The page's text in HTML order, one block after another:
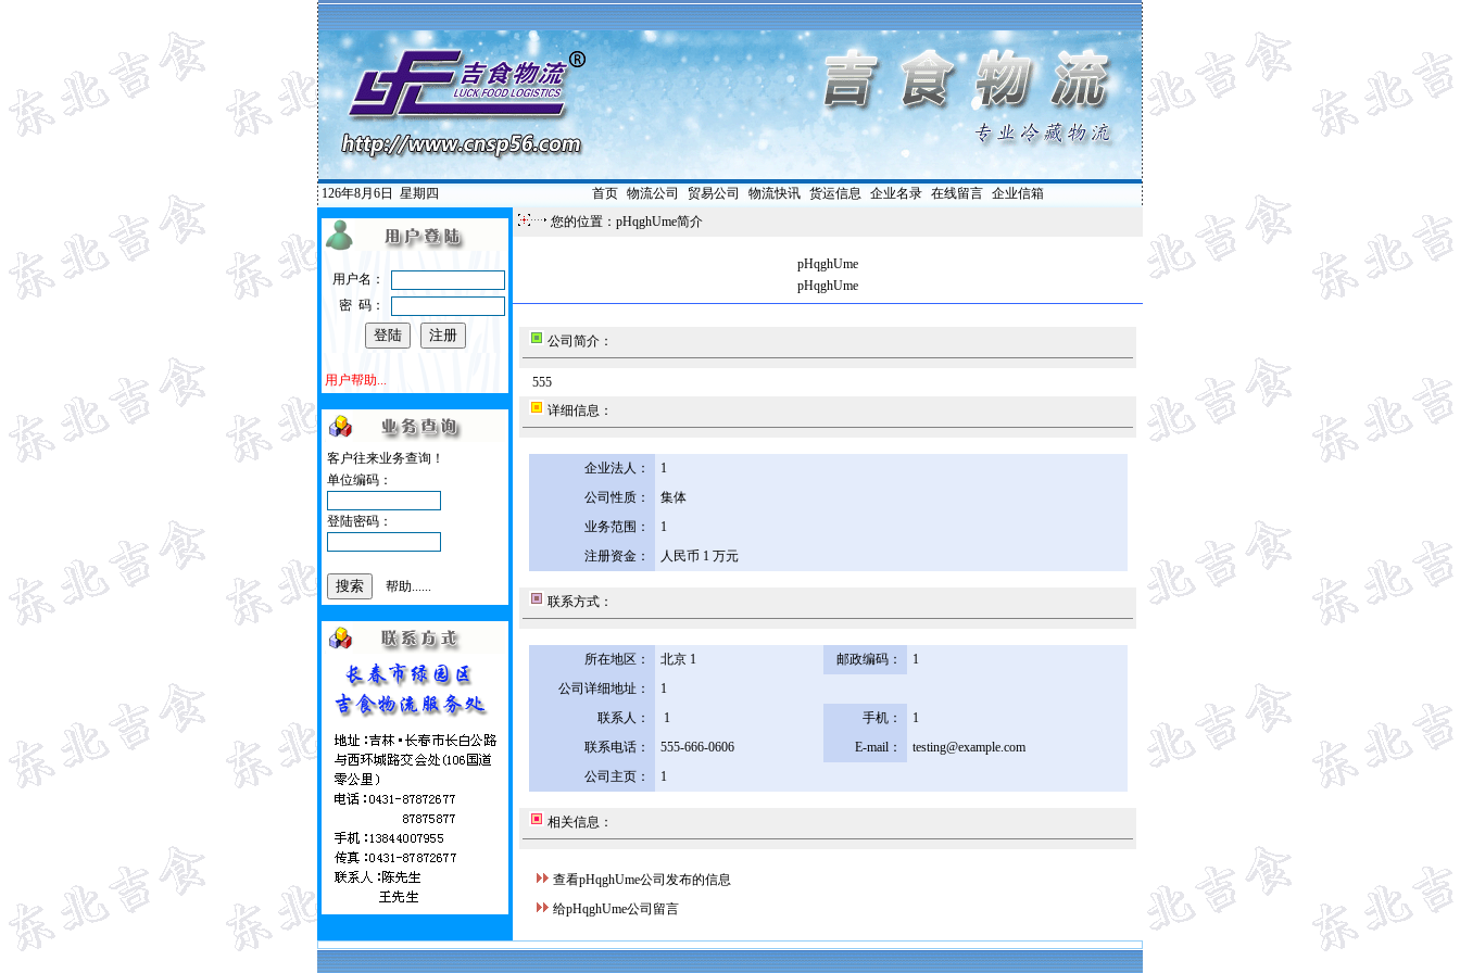
126年8月6日 星期四 首页| 物流公司 贸易公司 物流快讯| 货运信息 企业名录| 在线留言| 企业信箱
用户名：
密 码：
用户帮助...
客户往来业务查询！
单位编码：
登陆密码：
帮助......
您的位置：pHqghUme简介
pHqghUme
pHqghUme
公司简介：
555
详细信息：
企业法人：
1
公司性质：
集体
业务范围：
1
注册资金：
人民币 1 万元
联系方式：
所在地区： 北京 1 邮政编码：
1
公司详细地址：
1
联系人：
1 手机：
1
联系电话：
555-666-0606 E-mail：
testing@example.com
公司主页：
1
相关信息：
查看pHqghUme公司发布的信息
给pHqghUme公司留言